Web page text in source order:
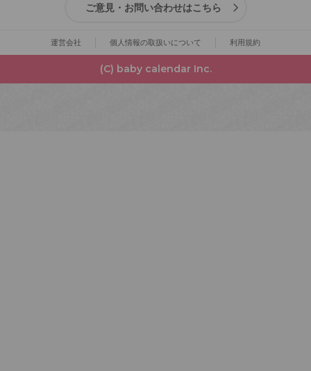
ご意見・お問い合わせはこちら
運営会社 個人情報の取扱いについて 利用規約
(C) baby calendar Inc.